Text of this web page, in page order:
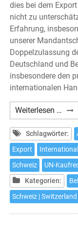
dies bei dem
nicht zu
Erfahrung,
unserer
Doppelzulassung
Deutschland und
insbesondere den
internationalen
Weiterlesen … AGB
für
den
Schlagwörter:
Export
Schweiz
UN-
Kategorien:
Schweiz | Switzerland